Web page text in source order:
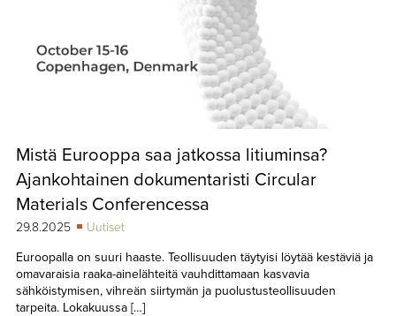
Mistä Eurooppa saa jatkossa litiuminsa?
Ajankohtainen dokumentaristi Circular
Materials Conferencessa
29.8.2025
Uutiset
Euroopalla on suuri haaste. Teollisuuden täytyisi löytää kestäviä ja
omavaraisia raaka-ainelähteitä vauhdittamaan kasvavia
sähköistymisen, vihreän siirtymän ja puolustusteollisuuden
tarpeita. Lokakuussa […]